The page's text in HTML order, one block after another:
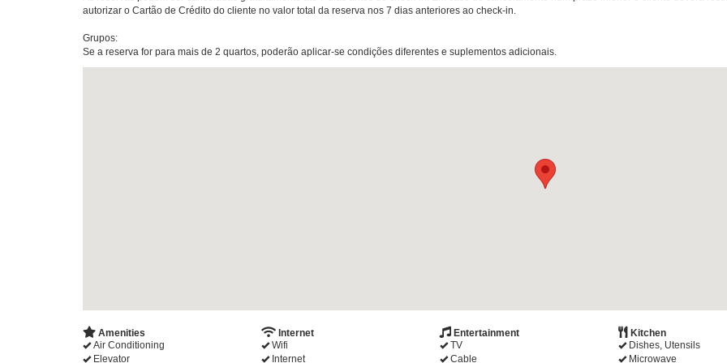
autorizar o Cartão de Crédito do cliente no valor total da reserva nos 7 dias anteriores ao check-in.
Grupos:
Se a reserva for para mais de 2 quartos, poderão aplicar-se condições diferentes e suplementos adicionais.
Amenities
Air Conditioning
Elevator
Internet
Wifi
Internet
Entertainment
TV
Cable
Kitchen
Dishes, Utensils
Microwave